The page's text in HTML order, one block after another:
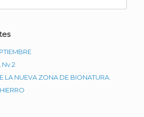
Nv.2
LA NUEVA ZONA DE BIONATURA.